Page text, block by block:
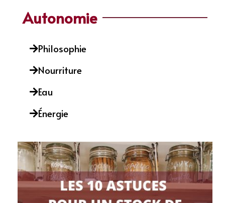
Autonomie
Philosophie
Nourriture
Eau
Énergie